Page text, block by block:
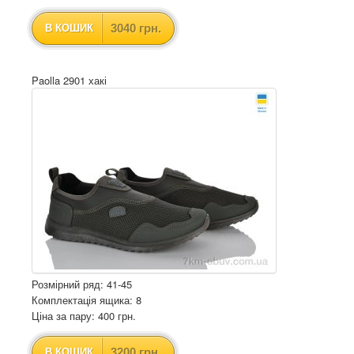
В КОШИК 3040 грн.
Paolla 2901 хакі
Розмірний ряд: 41-45
Комплектація ящика: 8
Ціна за пару: 400 грн.